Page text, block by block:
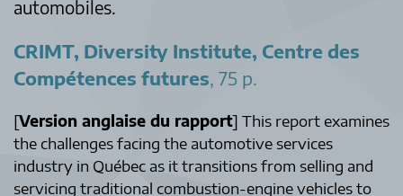
automobiles.
CRIMT, Diversity Institute, Centre des
Compétences futures, 75 p.
[Version anglaise du rapport] This report examines
the challenges facing the automotive services
industry in Québec as it transitions from selling and
servicing traditional combustion-engine vehicles to